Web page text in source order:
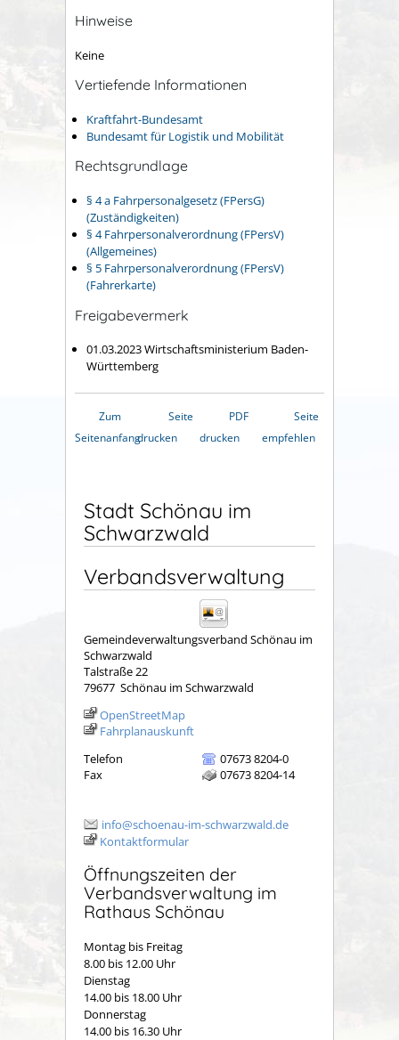
Hinweise
Keine
Vertiefende Informationen
Kraftfahrt-Bundesamt
Bundesamt für Logistik und Mobilität
Rechtsgrundlage
§ 4 a Fahrpersonalgesetz (FPersG)
(Zuständigkeiten)
§ 4 Fahrpersonalverordnung (FPersV)
(Allgemeines)
§ 5 Fahrpersonalverordnung (FPersV)
(Fahrerkarte)
Freigabevermerk
01.03.2023 Wirtschaftsministerium Baden-
Württemberg
Zum
Seitenanfang
Seite
drucken
PDF
drucken
Seite
empfehlen
Stadt Schönau im
Schwarzwald
Verbandsverwaltung
Gemeindeverwaltungsverband Schönau im
Schwarzwald
Talstraße 22
79677 Schönau im Schwarzwald
OpenStreetMap
Fahrplanauskunft
Telefon
07673 8204-0
Fax
07673 8204-14
info@schoenau-im-schwarzwald.de
Kontaktformular
Öffnungszeiten der
Verbandsverwaltung im
Rathaus Schönau
Montag bis Freitag
8.00 bis 12.00 Uhr
Dienstag
14.00 bis 18.00 Uhr
Donnerstag
14.00 bis 16.30 Uhr